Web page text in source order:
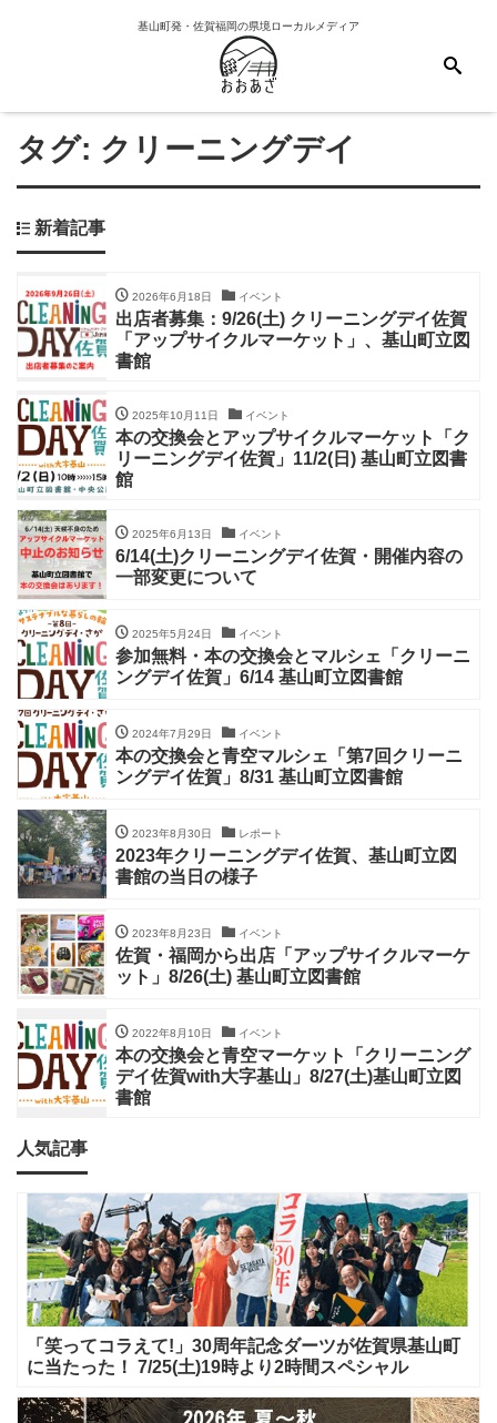
基山町発・佐賀福岡の県境ローカルメディア
タグ: クリーニングデイ
新着記事
2026年6月18日 イベント
出店者募集：9/26(土) クリーニングデイ佐賀
「アップサイクルマーケット」、基山町立図
書館
2025年10月11日 イベント
本の交換会とアップサイクルマーケット「ク
リーニングデイ佐賀」11/2(日) 基山町立図書
館
2025年6月13日 イベント
6/14(土)クリーニングデイ佐賀・開催内容の
一部変更について
2025年5月24日 イベント
参加無料・本の交換会とマルシェ「クリーニ
ングデイ佐賀」6/14 基山町立図書館
2024年7月29日 イベント
本の交換会と青空マルシェ「第7回クリーニ
ングデイ佐賀」8/31 基山町立図書館
2023年8月30日 レポート
2023年クリーニングデイ佐賀、基山町立図
書館の当日の様子
2023年8月23日 イベント
佐賀・福岡から出店「アップサイクルマーケ
ット」8/26(土) 基山町立図書館
2022年8月10日 イベント
本の交換会と青空マーケット「クリーニング
デイ佐賀with大字基山」8/27(土)基山町立図
書館
人気記事
「笑ってコラえて!」30周年記念ダーツが佐賀県基山町
に当たった！ 7/25(土)19時より2時間スペシャル